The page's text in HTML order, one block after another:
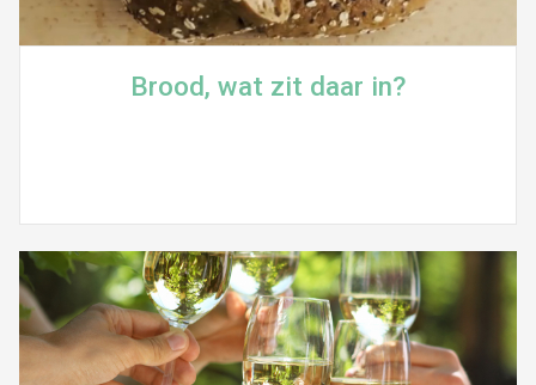
Brood, wat zit daar in?